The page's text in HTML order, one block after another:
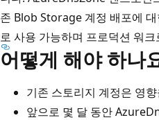
존 Blob Storage 계정 배포에
로 사용 가능하며 프로덕션 워
어떻게 해야 하나
기존 스토리지 계정은 영
앞으로 몇 달 동안